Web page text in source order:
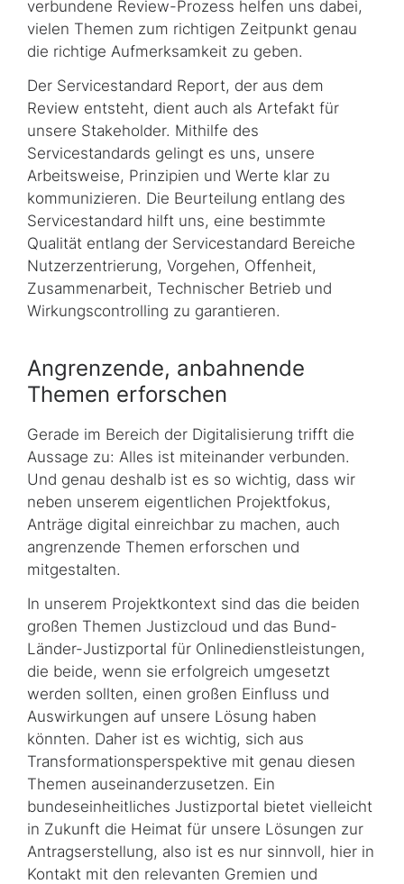
verbundene Review-Prozess helfen uns dabei,
vielen Themen zum richtigen Zeitpunkt genau
die richtige Aufmerksamkeit zu geben.
Der Servicestandard Report, der aus dem
Review entsteht, dient auch als Artefakt für
unsere Stakeholder. Mithilfe des
Servicestandards gelingt es uns, unsere
Arbeitsweise, Prinzipien und Werte klar zu
kommunizieren. Die Beurteilung entlang des
Servicestandard hilft uns, eine bestimmte
Qualität entlang der Servicestandard Bereiche
Nutzer­zentrierung, Vorgehen, Offenheit,
Zusammenarbeit, Technischer Betrieb und
Wirkungs­controlling zu garantieren.
Angrenzende, anbahnende
Themen erforschen
Gerade im Bereich der Digitalisierung trifft die
Aussage zu: Alles ist miteinander verbunden.
Und genau deshalb ist es so wichtig, dass wir
neben unserem eigentlichen Projektfokus,
Anträge digital einreichbar zu machen, auch
angrenzende Themen erforschen und
mitgestalten.
In unserem Projektkontext sind das die beiden
großen Themen Justizcloud und das Bund-
Länder-Justizportal für Onlinedienstleistungen,
die beide, wenn sie erfolgreich umgesetzt
werden sollten, einen großen Einfluss und
Auswirkungen auf unsere Lösung haben
könnten. Daher ist es wichtig, sich aus
Transformations­perspektive mit genau diesen
Themen auseinanderzusetzen. Ein
bundeseinheitliches Justizportal bietet vielleicht
in Zukunft die Heimat für unsere Lösungen zur
Antragserstellung, also ist es nur sinnvoll, hier in
Kontakt mit den relevanten Gremien und